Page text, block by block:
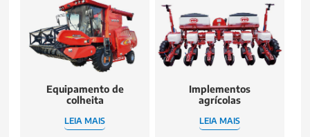
Equipamento de
colheita
LEIA MAIS
Implementos
agrícolas
LEIA MAIS